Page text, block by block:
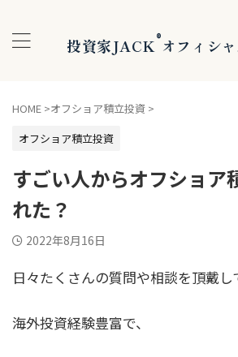
投資家JACK®オフィシ
HOME >オフショア積立投資 >
オフショア積立投資
すごい人からオフショア
れた？
2022年8月16日
日々たくさんの質問や相談を頂戴し
海外投資経験豊富で、